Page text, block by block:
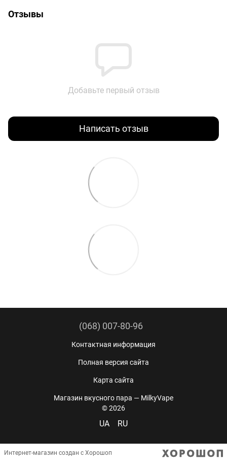
Отзывы
Добавьте первый отзыв
Написать отзыв
(068) 007-80-96
Контактная информация
Полная версия сайта
Карта сайта
Магазин вкусного пара — MilkyVape
© 2026
UA RU
Интернет-магазин создан с Хорошоп